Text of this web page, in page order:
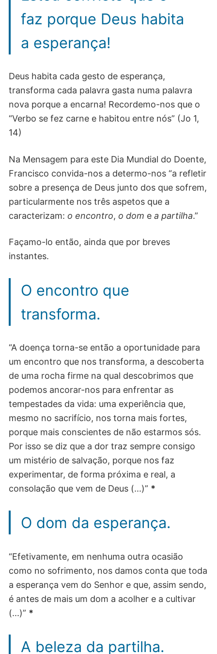
faz porque Deus habita
a esperança!
Deus habita cada gesto de esperança,
transforma cada palavra gasta numa palavra
nova porque a encarna! Recordemo-nos que o
“Verbo se fez carne e habitou entre nós” (Jo 1,
14)
Na Mensagem para este Dia Mundial do Doente,
Francisco convida-nos a determo-nos “a refletir
sobre a presença de Deus junto dos que sofrem,
particularmente nos três aspetos que a
caracterizam: o encontro, o dom e a partilha.”
Façamo-lo então, ainda que por breves
instantes.
O encontro que
transforma.
“A doença torna-se então a oportunidade para
um encontro que nos transforma, a descoberta
de uma rocha firme na qual descobrimos que
podemos ancorar-nos para enfrentar as
tempestades da vida: uma experiência que,
mesmo no sacrifício, nos torna mais fortes,
porque mais conscientes de não estarmos sós.
Por isso se diz que a dor traz sempre consigo
um mistério de salvação, porque nos faz
experimentar, de forma próxima e real, a
consolação que vem de Deus (...)” *
O dom da esperança.
“Efetivamente, em nenhuma outra ocasião
como no sofrimento, nos damos conta que toda
a esperança vem do Senhor e que, assim sendo,
é antes de mais um dom a acolher e a cultivar
(...)” *
A beleza da partilha.